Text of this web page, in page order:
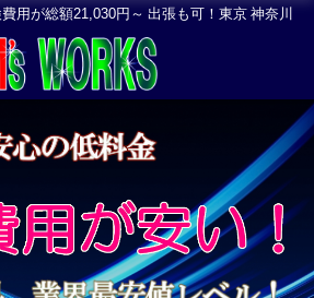
用が総額21,030円～ 出張も可！東京 神奈川